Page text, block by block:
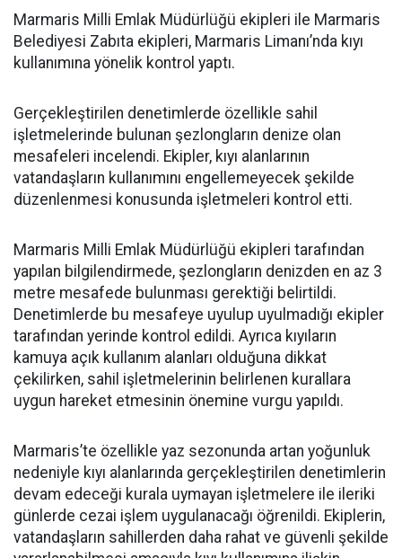
Marmaris Milli Emlak Müdürlüğü ekipleri ile Marmaris
Belediyesi Zabıta ekipleri, Marmaris Limanı’nda kıyı
kullanımına yönelik kontrol yaptı.
Gerçekleştirilen denetimlerde özellikle sahil
işletmelerinde bulunan şezlongların denize olan
mesafeleri incelendi. Ekipler, kıyı alanlarının
vatandaşların kullanımını engellemeyecek şekilde
düzenlenmesi konusunda işletmeleri kontrol etti.
Marmaris Milli Emlak Müdürlüğü ekipleri tarafından
yapılan bilgilendirmede, şezlongların denizden en az 3
metre mesafede bulunması gerektiği belirtildi.
Denetimlerde bu mesafeye uyulup uyulmadığı ekipler
tarafından yerinde kontrol edildi. Ayrıca kıyıların
kamuya açık kullanım alanları olduğuna dikkat
çekilirken, sahil işletmelerinin belirlenen kurallara
uygun hareket etmesinin önemine vurgu yapıldı.
Marmaris’te özellikle yaz sezonunda artan yoğunluk
nedeniyle kıyı alanlarında gerçekleştirilen denetimlerin
devam edeceği kurala uymayan işletmelere ile ileriki
günlerde cezai işlem uygulanacağı öğrenildi. Ekiplerin,
vatandaşların sahillerden daha rahat ve güvenli şekilde